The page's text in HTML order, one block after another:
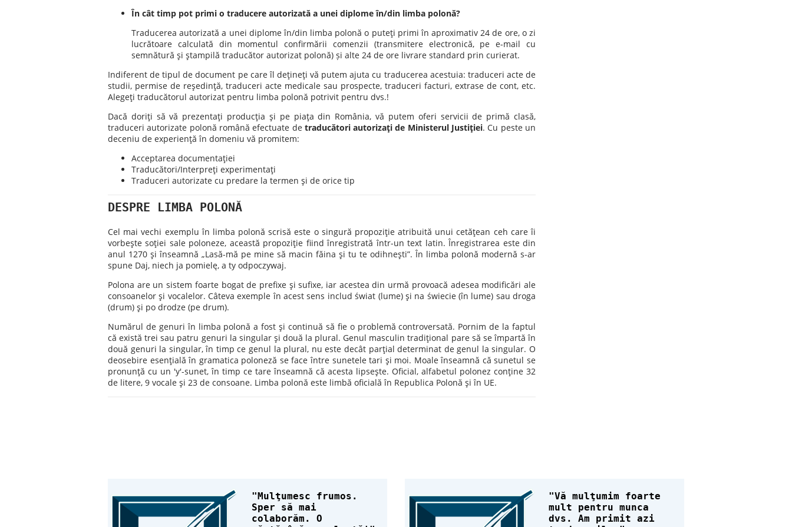
În cât timp pot primi o traducere autorizată a unei diplome în/din limba polonă?
Traducerea autorizată a unei diplome în/din limba polonă o puteţi primi în aproximativ 24 de ore, o zi
lucrătoare calculată din momentul confirmării comenzii (transmitere electronică, pe e-mail cu
semnătură şi ştampilă traducător autorizat polonă) și alte 24 de ore livrare standard prin curierat.
Indiferent de tipul de document pe care îl deţineţi vă putem ajuta cu traducerea acestuia: traduceri acte de
studii, permise de reşedinţă, traduceri acte medicale sau prospecte, traduceri facturi, extrase de cont, etc.
Alegeţi traducătorul autorizat pentru limba polonă potrivit pentru dvs.!
Dacă doriţi să vă prezentaţi producţia şi pe piaţa din România, vă putem oferi servicii de primă clasă,
traduceri autorizate polonă română efectuate de traducători autorizaţi de Ministerul Justiţiei. Cu peste un
deceniu de experienţă în domeniu vă promitem:
Acceptarea documentaţiei
Traducători/Interpreţi experimentaţi
Traduceri autorizate cu predare la termen şi de orice tip
DESPRE LIMBA POLONĂ
Cel mai vechi exemplu în limba polonă scrisă este o singură propoziţie atribuită unui cetăţean ceh care îi
vorbeşte soţiei sale poloneze, această propoziţie fiind înregistrată într-un text latin. Înregistrarea este din
anul 1270 şi înseamnă „Lasă-mă pe mine să macin făina şi tu te odihneşti”. În limba polonă modernă s-ar
spune Daj, niech ja pomielę, a ty odpoczywaj.
Polona are un sistem foarte bogat de prefixe şi sufixe, iar acestea din urmă provoacă adesea modificări ale
consoanelor şi vocalelor. Câteva exemple în acest sens includ świat (lume) şi na świecie (în lume) sau droga
(drum) şi po drodze (pe drum).
Numărul de genuri în limba polonă a fost şi continuă să fie o problemă controversată. Pornim de la faptul
că există trei sau patru genuri la singular şi două la plural. Genul masculin tradiţional pare să se împartă în
două genuri la singular, în timp ce genul la plural, nu este decât parţial determinat de genul la singular. O
deosebire esenţială în gramatica poloneză se face între sunetele tari şi moi. Moale înseamnă că sunetul se
pronunţă cu un 'y'-sunet, în timp ce tare înseamnă că acesta lipseşte. Oficial, alfabetul polonez conţine 32
de litere, 9 vocale şi 23 de consoane. Limba polonă este limbă oficială în Republica Polonă şi în UE.
Mulţumesc frumos.
Sper să mai
colaborăm. O
Vă mulţumim foarte
mult pentru munca
dvs. Am primit azi